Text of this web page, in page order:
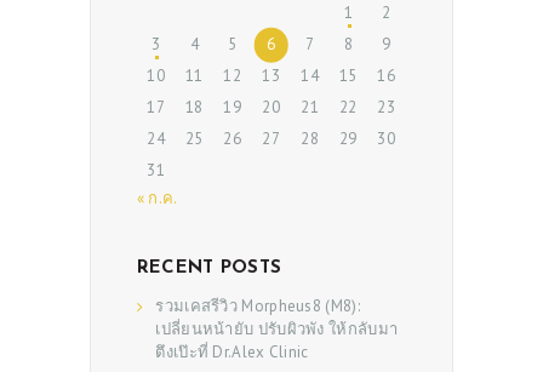
BEAUTY TIPS
PATIENT REVIEWS
PRE & POST CAUTIONS
CONSULT & RESERVATION
1
2
3
4 5 6 7 8
9
10
11 12 13 14 15
16
17
18 19 20 21 22
23
24
25 26 27 28 29
30
31
« ก.ค.
RECENT POSTS
รวมเคสรีวิว Morpheus8 (M8):
เปลี่ยนหน้ายับ ปรับผิวพัง ให้กลับมา
ตึงเป๊ะที่ Dr.Alex Clinic